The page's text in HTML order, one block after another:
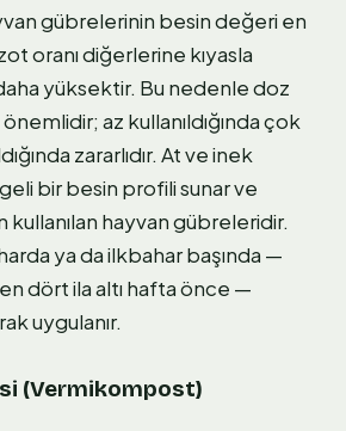
gübrelerinin besin değeri en
oranı diğerlerine kıyasla
yüksektir. Bu nedenle doz
az kullanıldığında çok
zararlıdır. At ve inek
bir besin profili sunar ve
kullanılan hayvan gübreleridir.
ya da ilkbahar başında —
dört ila altı hafta önce —
uygulanır.
(Vermikompost)